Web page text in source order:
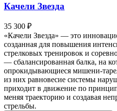
Качели Звезда
35 300 ₽
«Качели Звезда» — это
созданная для повышения
стрелковых тренировок и
— сбалансированная балка, на
опрокидывающиеся мишени-
из них равновесие системы
приходит в движение по
меняя траекторию и создавая
стрельбы.